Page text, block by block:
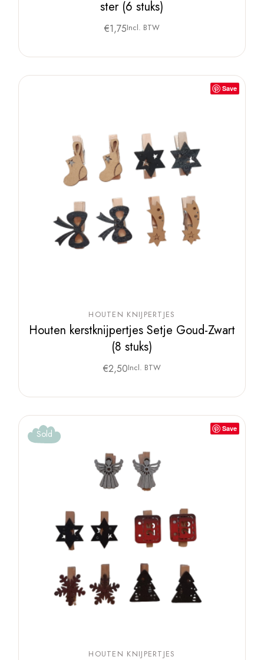
ster (6 stuks)
€1,75Incl. BTW
Save
HOUTEN KNIJPERTJES
Houten kerstknijpertjes Setje Goud-Zwart
(8 stuks)
€2,50Incl. BTW
Save
Sold
HOUTEN KNIJPERTJES